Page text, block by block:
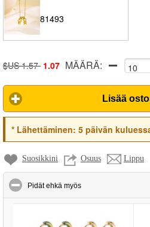
81493
$US 1.57 1.07 MÄÄRÄ:
Lisää
*Lähettäminen: 5 päivän
Suosikkini Osuus Lippu
Pidät ehkä myös